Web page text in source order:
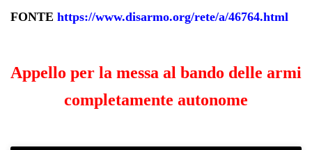
FONTE https://www.disarmo.org/rete/a/46764.html
Appello per la messa al bando delle armi
completamente autonome